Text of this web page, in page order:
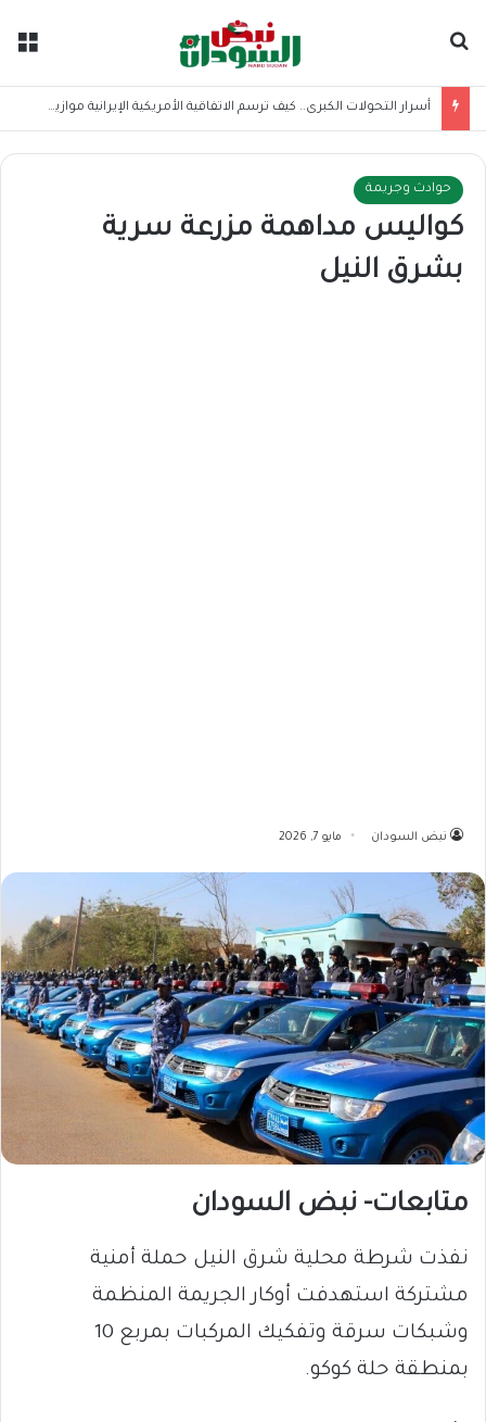
أسرار التحولات الكبرى.. كيف ترسم الاتفاقية الأمريكية الإيرانية موازين القوى بالمنطقة؟
حوادث وجريمة
كواليس مداهمة مزرعة سرية
بشرق النيل
نبض السودان مايو 7, 2026
متابعات- نبض السودان
نفذت شرطة محلية شرق النيل حملة أمنية
مشتركة استهدفت أوكار الجريمة المنظمة
وشبكات سرقة وتفكيك المركبات بمربع 10
بمنطقة حلة كوكو.